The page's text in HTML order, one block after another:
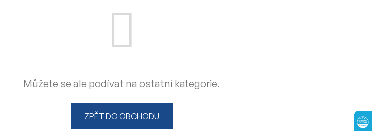
Můžete se ale podívat na ostatní kategorie.
ZPĚT DO OBCHODU